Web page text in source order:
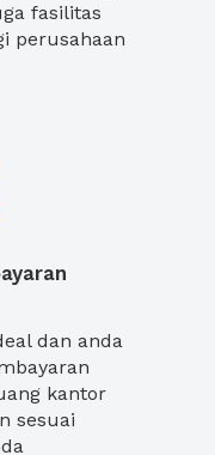
fasilitas
perusahaan
dan anda
kantor
sesuai